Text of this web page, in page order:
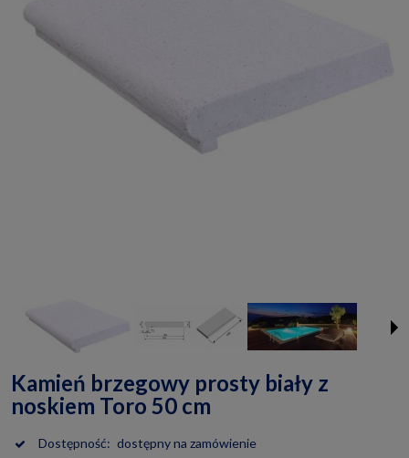
Kamień brzegowy prosty biały z
noskiem Toro 50 cm
Dostępność: dostępny na zamówienie